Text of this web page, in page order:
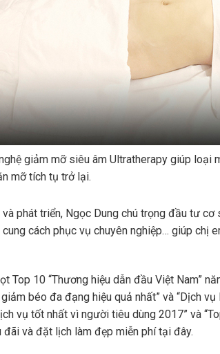
giảm mỡ siêu âm Ultratherapy giúp loại
mỡ tích tụ trở lại.
phát triển, Ngọc Dung chú trọng đầu tư
cách phục vụ chuyên nghiệp… giúp chị
Top 10 “Thương hiệu dẫn đầu Việt Nam”
béo đa đạng hiệu quả nhất” và “Dịch
vụ tốt nhất vì người tiêu dùng 2017” và
đãi và đặt lịch làm đẹp miễn phí tại đây.